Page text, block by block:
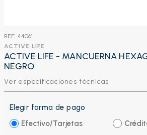
: 44061
ACTIVE LIFE
ACTIVE LIFE - MANCUERNA
NEGRO
Ver especificaciones técnicas
Elegir forma de pago
Efectivo/Tarjetas